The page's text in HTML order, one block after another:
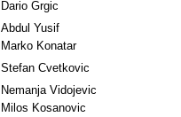
Dario Grgic
Abdul Yusif
Marko Konatar
Stefan Cvetkovic
Nemanja Vidojevic
Milos Kosanovic